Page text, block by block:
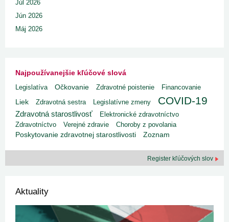
Júl 2026
Jún 2026
Máj 2026
Najpoužívanejšie kľúčové slová
Legislatíva Očkovanie Zdravotné poistenie Financovanie
Liek Zdravotná sestra Legislatívne zmeny COVID-19
Zdravotná starostlivosť
Elektronické zdravotníctvo
Zdravotníctvo
Verejné zdravie Choroby z povolania
Poskytovanie zdravotnej starostlivosti Zoznam
Register kľúčových slov
Aktuality